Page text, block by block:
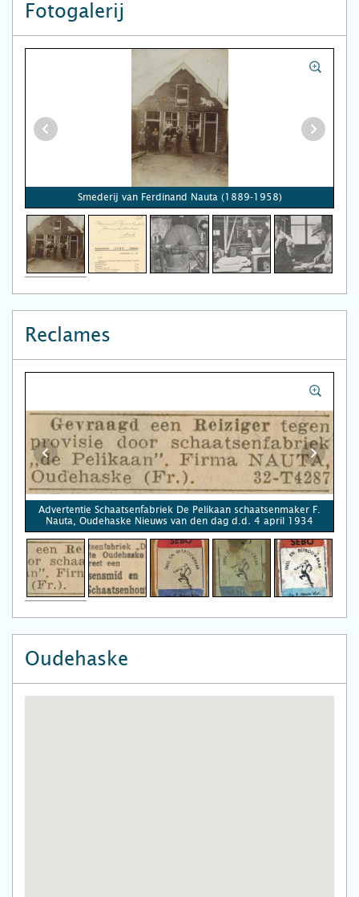
Fotogalerij
Smederij van Ferdinand Nauta (1889-1958)
Reclames
Advertentie Schaatsenfabriek De Pelikaan schaatsenmaker F.
Nauta, Oudehaske Nieuws van den dag d.d. 4 april 1934
Oudehaske